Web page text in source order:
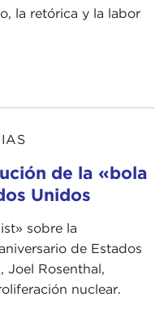
la retórica y la labor
de la «bola
Unidos
sobre la
de Estados
Joel Rosenthal,
nuclear.